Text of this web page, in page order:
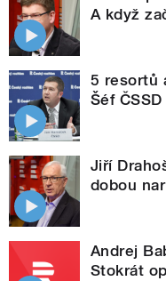
A když
5 resortů
Šéf
Jiří
dobou
Andrej
Stokrát